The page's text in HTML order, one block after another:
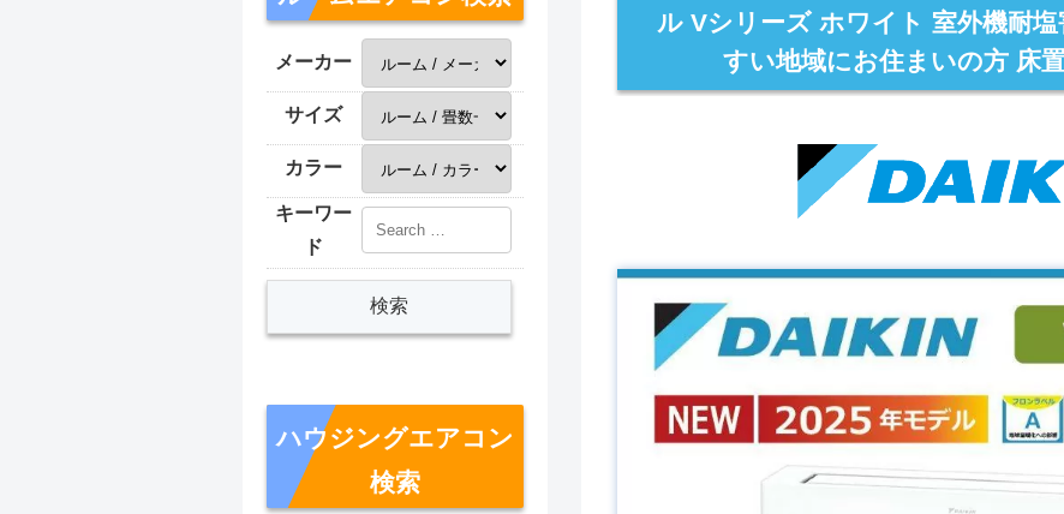
ル Vシリーズ ホワイト 室外機耐
すい地域にお住まいの方 床
メーカー
サイズ
カラー
キーワー
ド
ハウジングエアコン
検索